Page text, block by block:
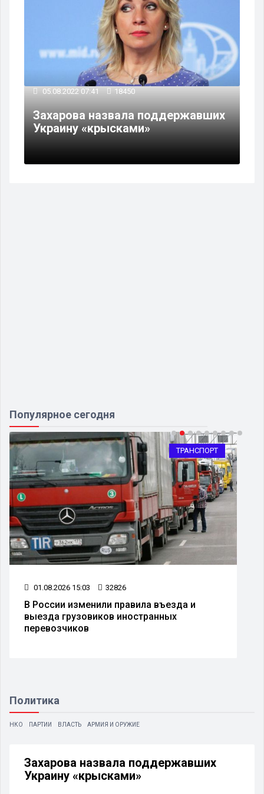
05.08.2022 07:41 18450
Захарова назвала поддержавших
Украину «крысками»
Популярное сегодня
ТРАНСПОРТ
01.08.2026 15:03 32826
В России изменили правила въезда и
выезда грузовиков иностранных
перевозчиков
Политика
НКО ПАРТИИ ВЛАСТЬ АРМИЯ И ОРУЖИЕ
Захарова назвала поддержавших
Украину «крысками»